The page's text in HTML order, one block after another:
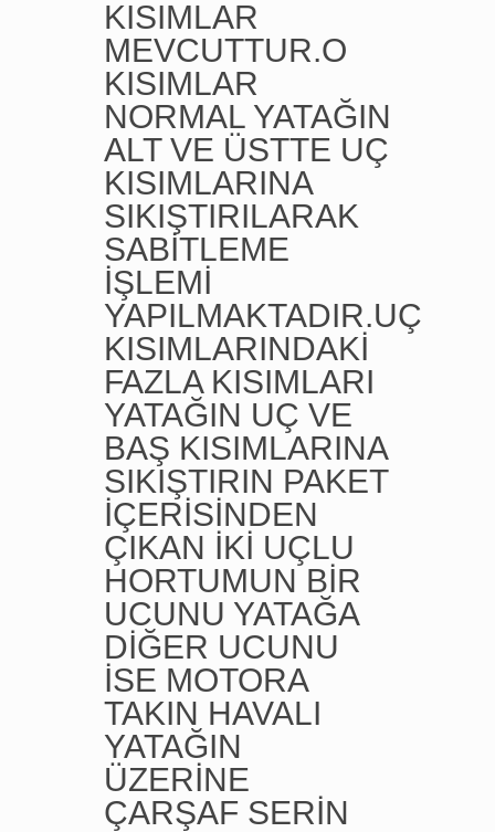
KISIMLAR
MEVCUTTUR.O
KISIMLAR
NORMAL YATAĞIN
ALT VE ÜSTTE UÇ
KISIMLARINA
SIKIŞTIRILARAK
SABİTLEME
İŞLEMİ
YAPILMAKTADIR.UÇ
KISIMLARINDAKİ
FAZLA KISIMLARI
YATAĞIN UÇ VE
BAŞ KISIMLARINA
SIKIŞTIRIN PAKET
İÇERİSİNDEN
ÇIKAN İKİ UÇLU
HORTUMUN BİR
UCUNU YATAĞA
DİĞER UCUNU
İSE MOTORA
TAKIN HAVALI
YATAĞIN
ÜZERİNE
ÇARŞAF SERİN